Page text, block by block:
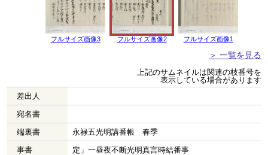
フルサイズ画像3 フルサイズ画像2 フルサイズ画像1
＞ 一覧を見る
上記のサムネイルは関連の枝番号を
表示している場合があります
差出人
宛名書
端裏書
永禄五光明講番帳 春季
事書
定」一昼夜不断光明真言時結番事